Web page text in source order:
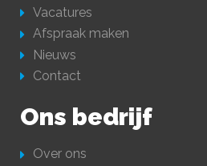
Vacatures
Afspraak maken
Nieuws
Contact
Ons bedrijf
Over ons